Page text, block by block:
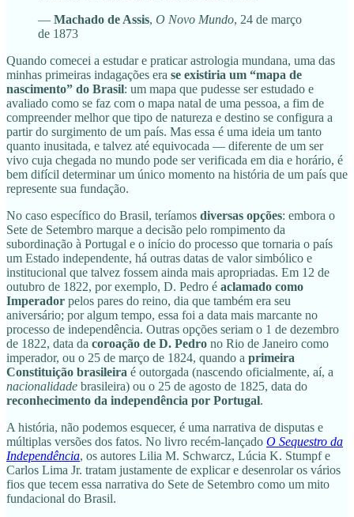
— Machado de Assis, O Novo Mundo, 24 de março
de 1873
Quando comecei a estudar e praticar astrologia mundana, uma das
minhas primeiras indagações era se existiria um “mapa de
nascimento” do Brasil: um mapa que pudesse ser estudado e
avaliado como se faz com o mapa natal de uma pessoa, a fim de
compreender melhor que tipo de natureza e destino se configura a
partir do surgimento de um país. Mas essa é uma ideia um tanto
quanto inusitada, e talvez até equivocada — diferente de um ser
vivo cuja chegada no mundo pode ser verificada em dia e horário, é
bem difícil determinar um único momento na história de um país que
represente sua fundação.
No caso específico do Brasil, teríamos diversas opções: embora o
Sete de Setembro marque a decisão pelo rompimento da
subordinação à Portugal e o início do processo que tornaria o país
um Estado independente, há outras datas de valor simbólico e
institucional que talvez fossem ainda mais apropriadas. Em 12 de
outubro de 1822, por exemplo, D. Pedro é aclamado como
Imperador pelos pares do reino, dia que também era seu
aniversário; por algum tempo, essa foi a data mais marcante no
processo de independência. Outras opções seriam o 1 de dezembro
de 1822, data da coroação de D. Pedro no Rio de Janeiro como
imperador, ou o 25 de março de 1824, quando a primeira
Constituição brasileira é outorgada (nascendo oficialmente, aí, a
nacionalidade brasileira) ou o 25 de agosto de 1825, data do
reconhecimento da independência por Portugal.
A história, não podemos esquecer, é uma narrativa de disputas e
múltiplas versões dos fatos. No livro recém-lançado O Sequestro da
Independência, os autores Lilia M. Schwarcz, Lúcia K. Stumpf e
Carlos Lima Jr. tratam justamente de explicar e desenrolar os vários
fios que tecem essa narrativa do Sete de Setembro como um mito
fundacional do Brasil.